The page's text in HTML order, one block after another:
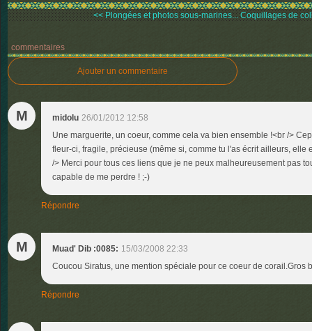
<< Plongées et photos sous-marines... Coquillages de
commentaires
Ajouter un commentaire
M midolu 26/01/2012 12:58
Une marguerite, un coeur, comme cela va bien ensemble !<br />
fleur-ci, fragile, précieuse (même si, comme tu l'as écrit ailleurs, elle
/> Merci pour tous ces liens que je ne peux malheureusement pas
capable de me perdre ! ;-)
Répondre
M Muad' Dib :0085: 15/03/2008 22:33
Coucou Siratus, une mention spéciale pour ce coeur de corail.Gros
Répondre